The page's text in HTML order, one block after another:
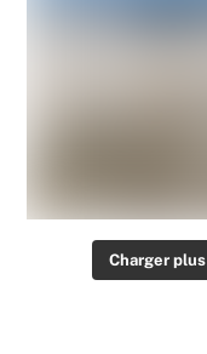
Charger plus